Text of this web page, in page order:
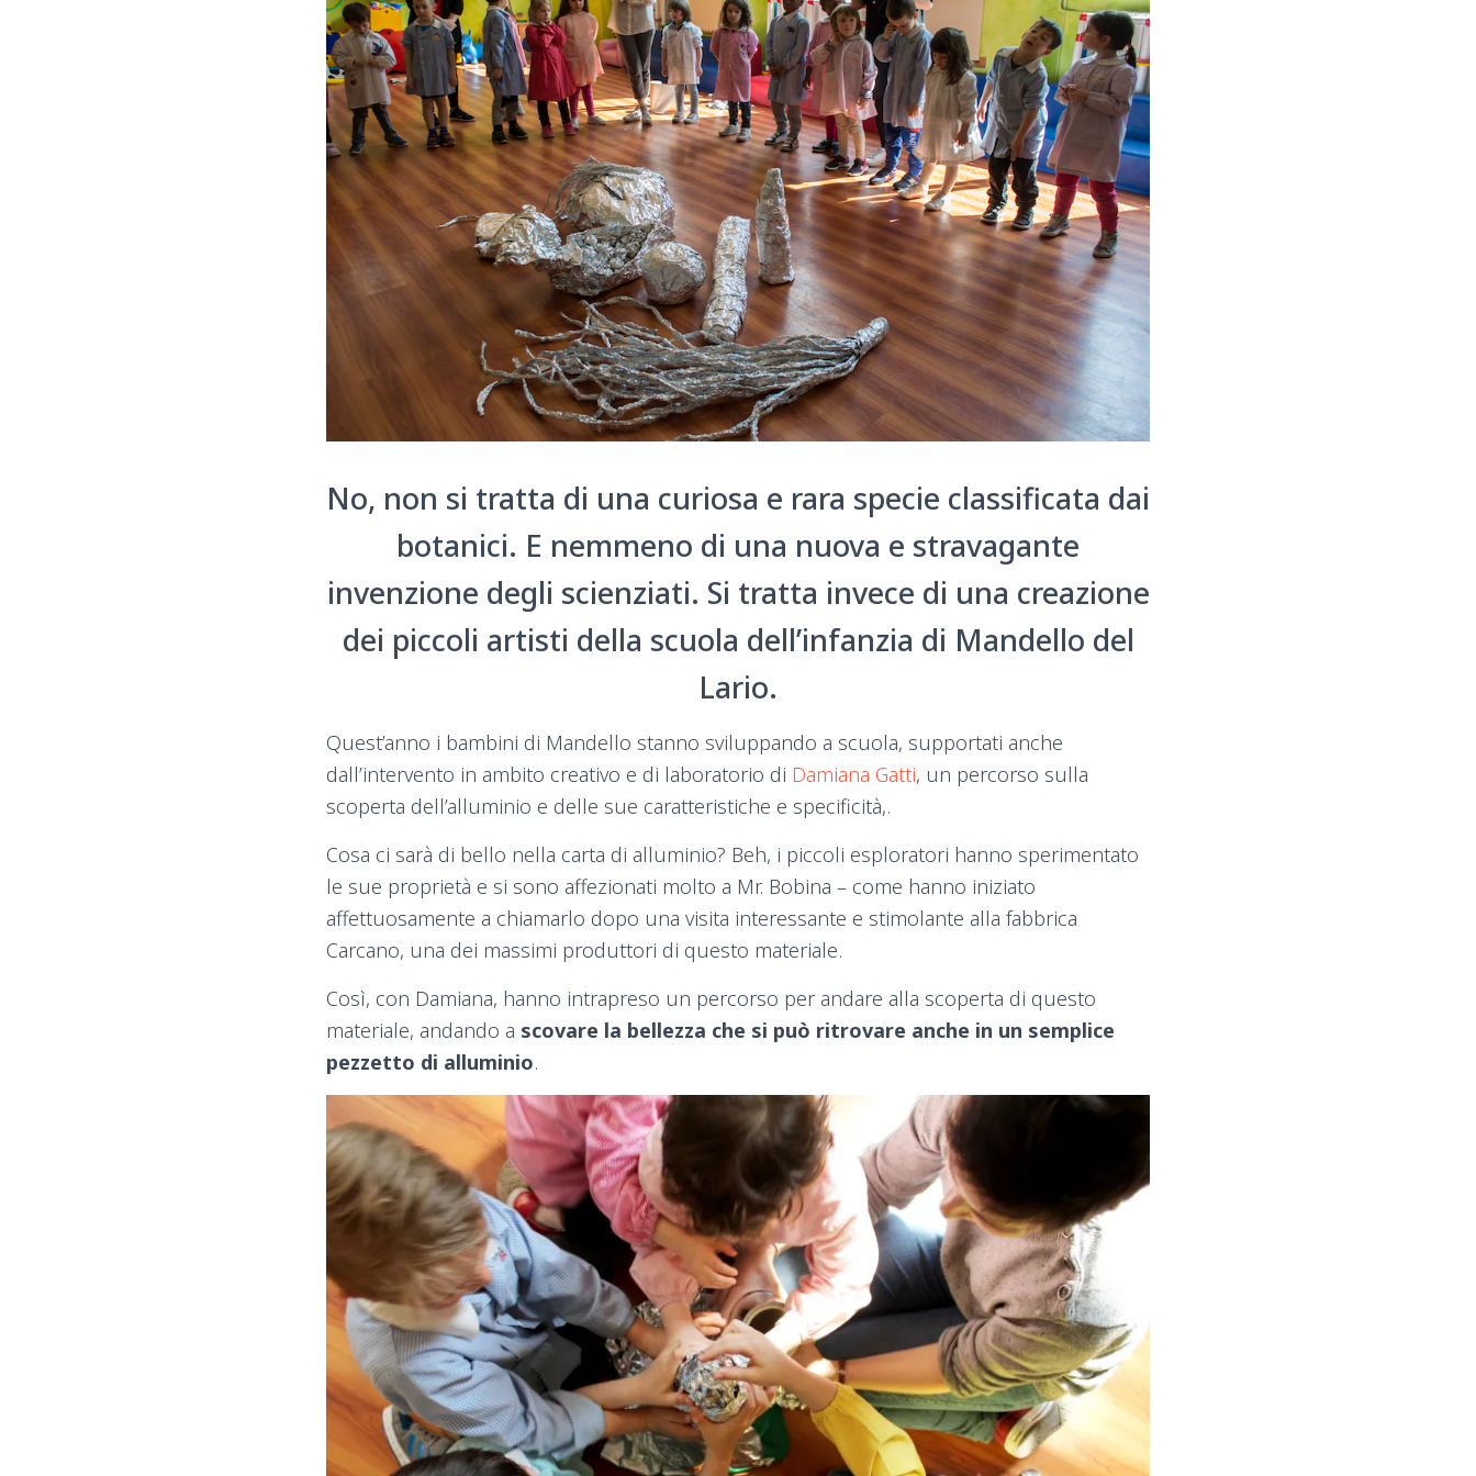
No, non si tratta di una curiosa e rara specie classificata dai
botanici. E nemmeno di una nuova e stravagante
invenzione degli scienziati. Si tratta invece di una creazione
dei piccoli artisti della scuola dell’infanzia di Mandello del
Lario.
Quest’anno i bambini di Mandello stanno sviluppando a scuola, supportati anche
dall’intervento in ambito creativo e di laboratorio di Damiana Gatti, un percorso sulla
scoperta dell’alluminio e delle sue caratteristiche e specificità,.
Cosa ci sarà di bello nella carta di alluminio? Beh, i piccoli esploratori hanno sperimentato
le sue proprietà e si sono affezionati molto a Mr. Bobina – come hanno iniziato
affettuosamente a chiamarlo dopo una visita interessante e stimolante alla fabbrica
Carcano, una dei massimi produttori di questo materiale.
Così, con Damiana, hanno intrapreso un percorso per andare alla scoperta di questo
materiale, andando a scovare la bellezza che si può ritrovare anche in un semplice
pezzetto di alluminio.